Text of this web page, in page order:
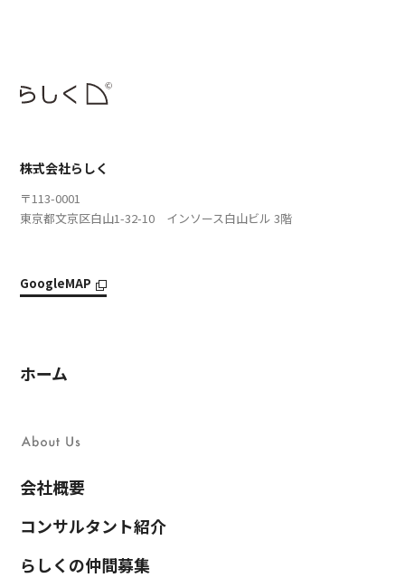
株式会社らしく
〒113-0001
東京都文京区白山1-32-10 インソース白山ビル 3階
GoogleMAP
ホーム
会社概要
コンサルタント紹介
らしくの仲間募集